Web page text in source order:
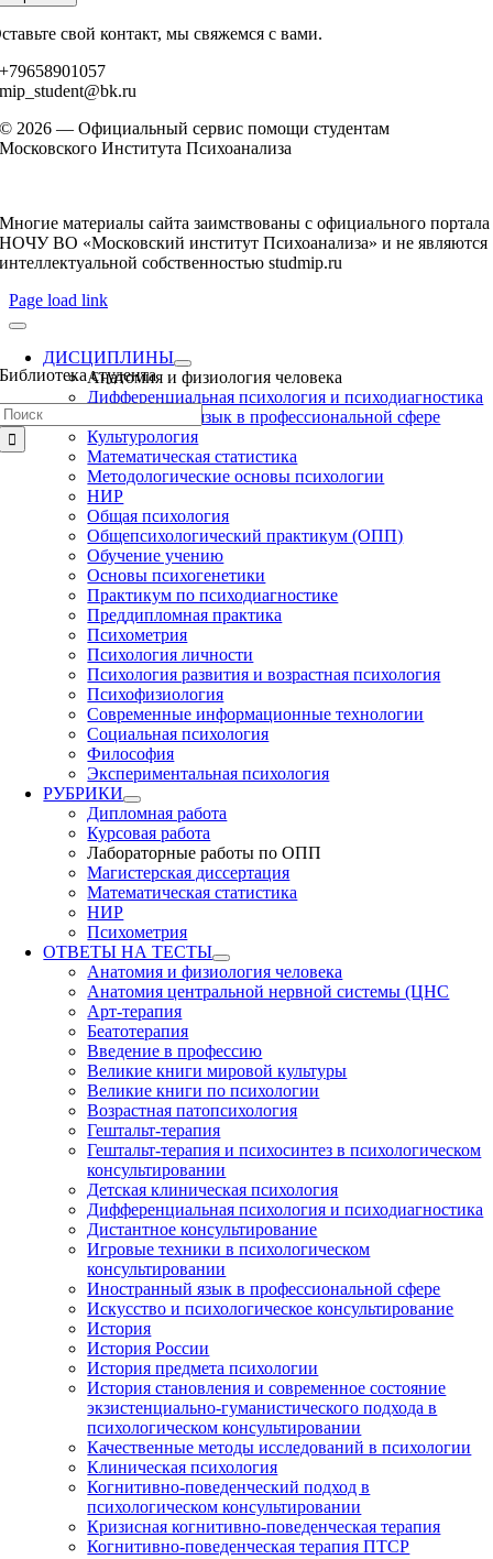
свой контакт, мы свяжемся с вами.
+79658901057
mip_student@bk.ru
© 2026 — Официальный сервис помощи студентам
Московского Института Психоанализа
Многие материалы сайта заимствованы с официального портала
НОЧУ ВО «Московский институт Психоанализа» и не являются
интеллектуальной собственностью studmip.ru
Page load link
Библиотека студента
ДИСЦИПЛИНЫ
Анатомия и физиология человека
Дифференциальная психология и психодиагностика
Иностранный язык в профессиональной сфере
Культурология
Математическая статистика
Методологические основы психологии
НИР
Общая психология
Общепсихологический практикум (ОПП)
Обучение учению
Основы психогенетики
Практикум по психодиагностике
Преддипломная практика
Психометрия
Психология личности
Психология развития и возрастная психология
Психофизиология
Современные информационные технологии
Социальная психология
Философия
Экспериментальная психология
РУБРИКИ
Дипломная работа
Курсовая работа
Лабораторные работы по ОПП
Магистерская диссертация
Математическая статистика
НИР
Психометрия
ОТВЕТЫ НА ТЕСТЫ
Анатомия и физиология человека
Анатомия центральной нервной системы (ЦНС
Арт-терапия
Беатотерапия
Введение в профессию
Великие книги мировой культуры
Великие книги по психологии
Возрастная патопсихология
Гештальт-терапия
Гештальт-терапия и психосинтез в психологическом
консультировании
Детская клиническая психология
Дифференциальная психология и психодиагностика
Дистантное консультирование
Игровые техники в психологическом
консультировании
Иностранный язык в профессиональной сфере
Искусство и психологическое консультирование
История
История России
История предмета психологии
История становления и современное состояние
экзистенциально-гуманистического подхода в
психологическом консультировании
Качественные методы исследований в психологии
Клиническая психология
Когнитивно-поведенческий подход в
психологическом консультировании
Кризисная когнитивно-поведенческая терапия
Когнитивно-поведенческая терапия ПТСР